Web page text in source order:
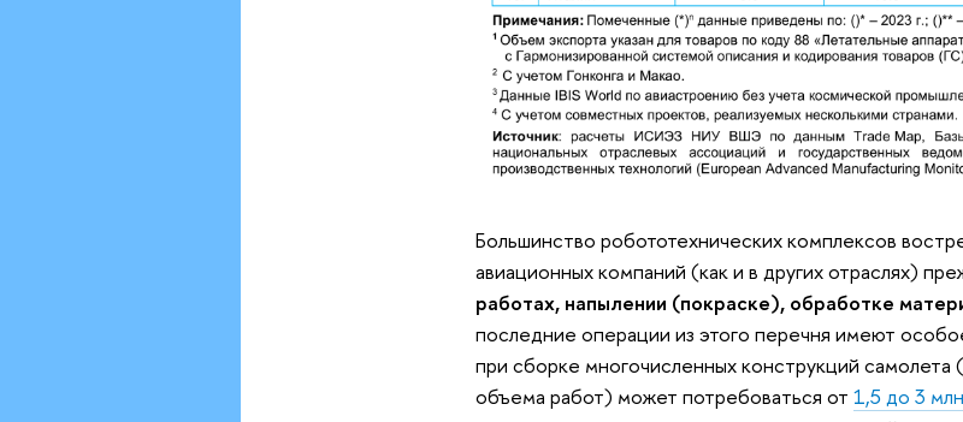
Большинство робототехнических комплексов
авиационных компаний (как и в других отраслях)
работах, напылении (покраске), обработке
последние операции из этого перечня имеют
при сборке многочисленных конструкций самолета
объема работ) может потребоваться от1,5 до 3 млн